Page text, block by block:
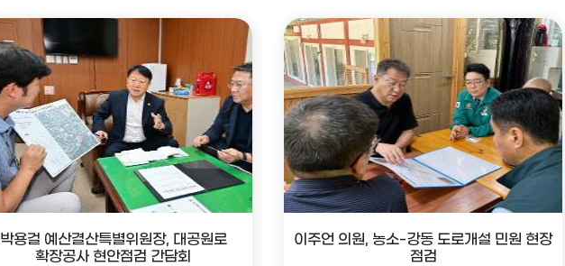
박용걸 예산결산특별위원장, 대공원로
확장공사 현안점검 간담회
이주언 의원, 농소-강동 도로개설 민원 현장
점검